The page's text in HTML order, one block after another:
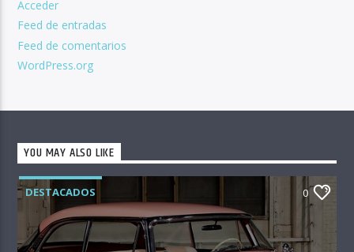
Acceder
Feed de entradas
Feed de comentarios
WordPress.org
YOU MAY ALSO LIKE
DESTACADOS 0